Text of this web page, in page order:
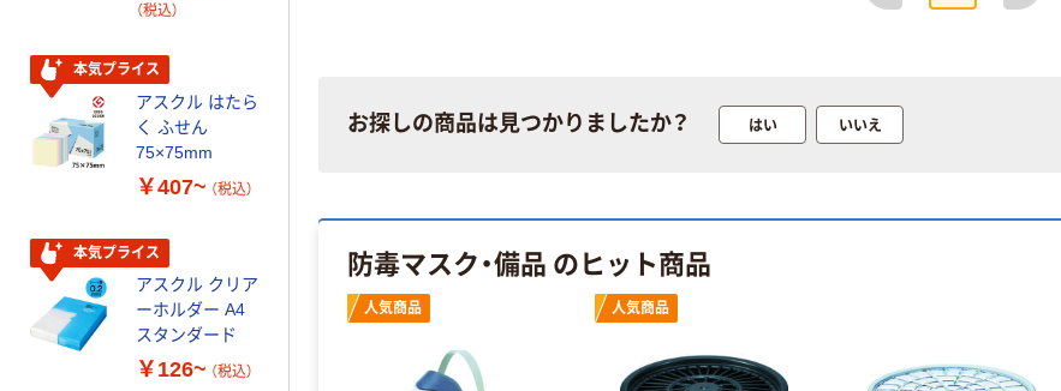
お探しの商品は見つかりましたか？ はい いいえ
防毒マスク・備品 のヒット商品
人気商品 人気商品
（税込）
本気プライス
アスクル はたら
く ふせん
75×75mm
￥407~ （税込）
本気プライス
アスクル クリア
ーホルダー A4
スタンダード
￥126~ （税込）
本気プライス
スクル スマート
コンパクト ビ
ビッド PEFC認
証
オリジナル
コピー用紙 マ
ルチペーパー
スーパーエコノ
証
オリジナル
乾電池 単4
ケージ アスク
ルオリジナル
オリジナル
アスクルオリジ
ナル ラミネー
トフィルム A4
ぞ。」 緑茶
オリジナル
ーフリー）
￥12,100~